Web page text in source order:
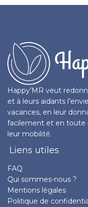
Happy’MR veut
et à leurs aidants
vacances, en leur
facilement et en toute
leur mobilité.
Liens utiles
FAQ
Qui sommes-nous ?
Mentions légales
Politique de